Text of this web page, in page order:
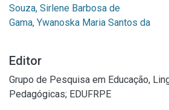
Souza, Sirlene Barbosa de
Gama, Ywanoska Maria Santos da
Editor
Grupo de Pesquisa em Educação,
Pedagógicas; EDUFRPE